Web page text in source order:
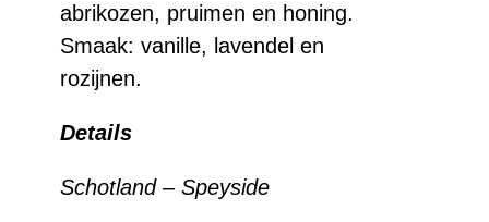
abrikozen, pruimen en honing.
Smaak: vanille, lavendel en
rozijnen.
Details
Schotland – Speyside